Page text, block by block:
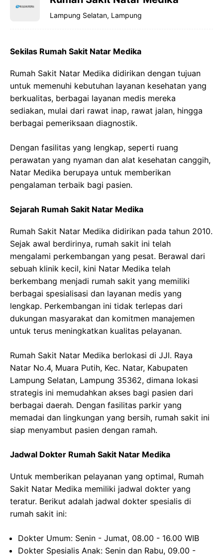
Lampung Selatan, Lampung
Sekilas Rumah Sakit Natar Medika
Rumah Sakit Natar Medika didirikan dengan tujuan
untuk memenuhi kebutuhan layanan kesehatan yang
berkualitas, berbagai layanan medis mereka
sediakan, mulai dari rawat inap, rawat jalan, hingga
berbagai pemeriksaan diagnostik.
Dengan fasilitas yang lengkap, seperti ruang
perawatan yang nyaman dan alat kesehatan canggih,
Natar Medika berupaya untuk memberikan
pengalaman terbaik bagi pasien.
Sejarah Rumah Sakit Natar Medika
Rumah Sakit Natar Medika didirikan pada tahun 2010.
Sejak awal berdirinya, rumah sakit ini telah
mengalami perkembangan yang pesat. Berawal dari
sebuah klinik kecil, kini Natar Medika telah
berkembang menjadi rumah sakit yang memiliki
berbagai spesialisasi dan layanan medis yang
lengkap. Perkembangan ini tidak terlepas dari
dukungan masyarakat dan komitmen manajemen
untuk terus meningkatkan kualitas pelayanan.
Rumah Sakit Natar Medika berlokasi di JJl. Raya
Natar No.4, Muara Putih, Kec. Natar, Kabupaten
Lampung Selatan, Lampung 35362, dimana lokasi
strategis ini memudahkan akses bagi pasien dari
berbagai daerah. Dengan fasilitas parkir yang
memadai dan lingkungan yang bersih, rumah sakit ini
siap menyambut pasien dengan ramah.
Jadwal Dokter Rumah Sakit Natar Medika
Untuk memberikan pelayanan yang optimal, Rumah
Sakit Natar Medika memiliki jadwal dokter yang
teratur. Berikut adalah jadwal dokter spesialis di
rumah sakit ini:
Dokter Umum: Senin - Jumat, 08.00 - 16.00 WIB
Dokter Spesialis Anak: Senin dan Rabu, 09.00 -